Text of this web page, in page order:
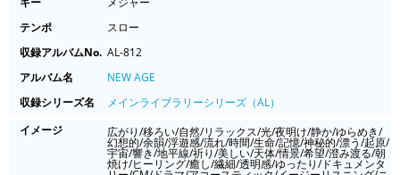
テンポ
スロー
収録アルバムNo. AL-812
アルバム名
NEW AGE
収録シリーズ名
メインライブラリーシリーズ（AL）
イメージ
広がり/移ろい/自然/リラックス/光/夜明け/静か/ゆらめき/
幻想的/余韻/浮遊感/流れ/時間/生命/記憶/神秘的/漂う/起原/
宇宙/響き/地平線/祈り/美しい/天体/情景/希望/澄み渡る/朝
焼け/ヒーリング/癒し/繊細/透明感/ゆったり/ドキュメンタ